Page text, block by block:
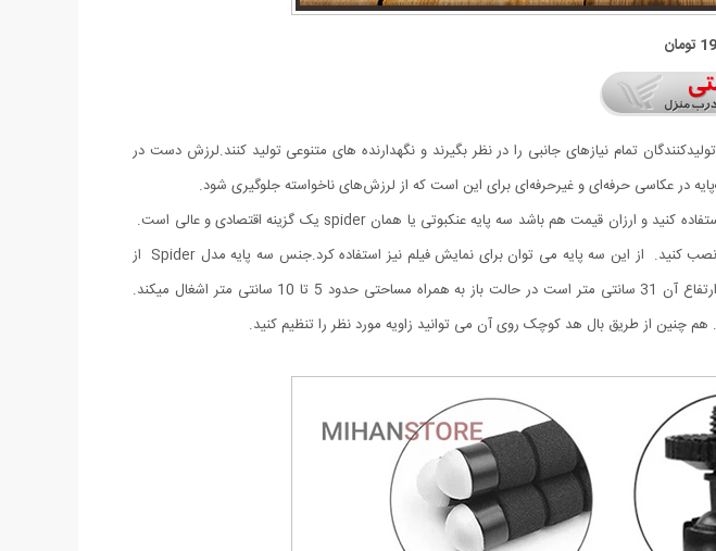
تمام نیازهای جانبی را در نظر بگیرند و نگهدارنده های متنوعی تولید کنند.لرزش دست در
در عکاسی حرفه‌ای و غیرحرفه‌ای برای این است که از لرزش‌های ناخواسته جلوگیری شود.
اگر دنبال یک سه پایه گوشی برای فیلمبرداری و عکس برداری هستید که در محیطهای متفاوت بتوانید از آن استفاده کنید و ارزان قیمت هم باشد سه پایه عنکبوتی یا همان spider یک گزینه اقتصادی و عالی است.
این سه پایه دارای پایه های منعطف بوده که قابلیت تغییر جهت را دارد و می توان آن را به سطوح مختلف نصب کنید. از این سه پایه می توان برای نمایش فیلم نیز استفاده کرد.جنس سه پایه مدل Spider از
پلاستیک فشرده ومقاوم است که جنسی مقاوم و سبک وزن است و با سایر سه پایه ها تفاوت دارد. حداقل ارتفاع آن 31 سانتی متر است در حالت باز به همراه مساحتی حدود 5 تا 10 سانتی متر اشغال میکند.